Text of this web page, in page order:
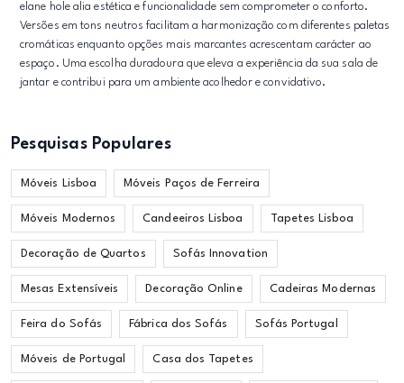
elane hole alia estética e funcionalidade sem comprometer o conforto.
Versões em tons neutros facilitam a harmonização com diferentes paletas
cromáticas enquanto opções mais marcantes acrescentam carácter ao
espaço. Uma escolha duradoura que eleva a experiência da sua sala de
jantar e contribui para um ambiente acolhedor e convidativo.
Pesquisas Populares
Móveis Lisboa Móveis Paços de Ferreira
Móveis Modernos Candeeiros Lisboa Tapetes Lisboa
Decoração de Quartos Sofás Innovation
Mesas Extensíveis Decoração Online Cadeiras Modernas
Feira do Sofás Fábrica dos Sofás Sofás Portugal
Móveis de Portugal Casa dos Tapetes